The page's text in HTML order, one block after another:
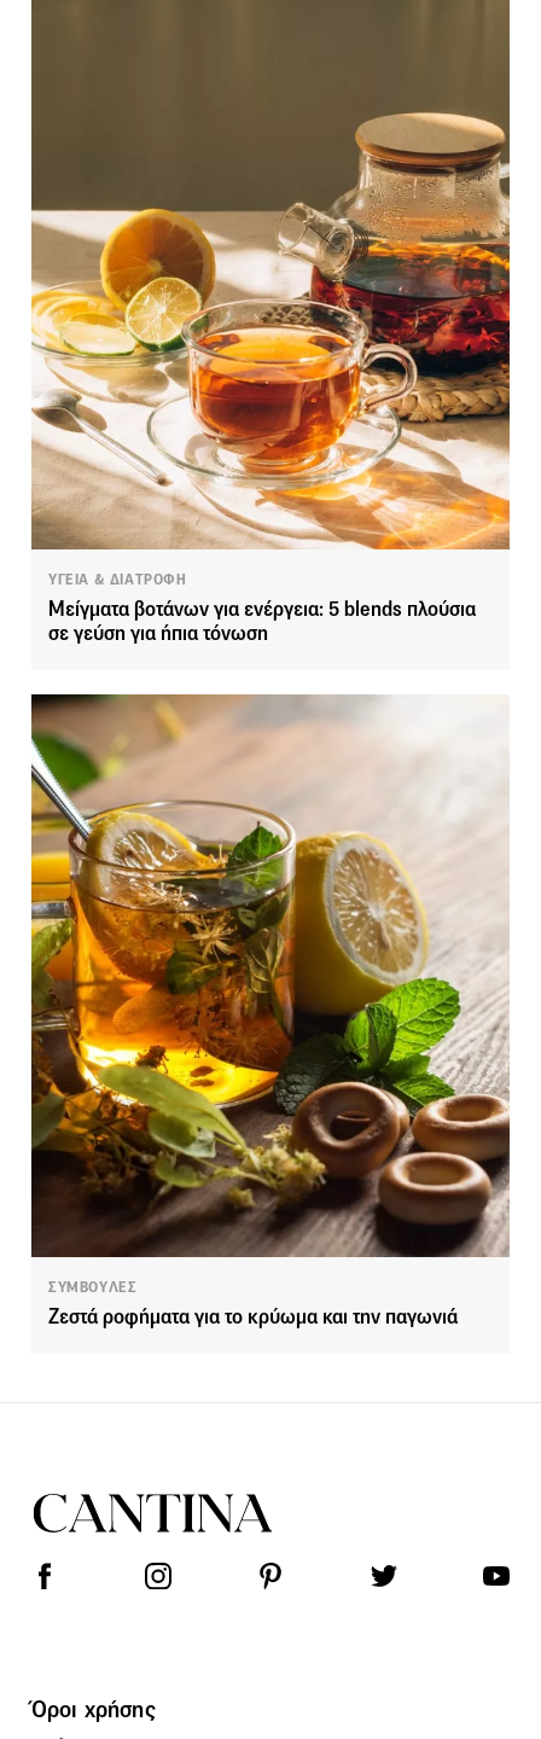
ΥΓΕΙΑ & ΔΙΑΤΡΟΦΗ
Μείγματα βοτάνων για ενέργεια: 5 blends πλούσια
σε γεύση για ήπια τόνωση
ΣΥΜΒΟΥΛΕΣ
Ζεστά ροφήματα για το κρύωμα και την παγωνιά
Όροι χρήσης